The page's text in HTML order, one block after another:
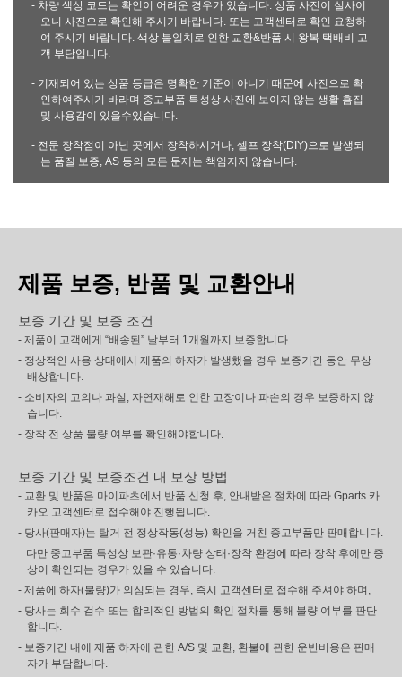
- 차량 색상 코드는 확인이 어려운 경우가 있습니다. 상품 사진이 실사이
오니 사진으로 확인해 주시기 바랍니다. 또는 고객센터로 확인 요청하
여 주시기 바랍니다. 색상 불일치로 인한 교환&반품 시 왕복 택배비 고
객 부담입니다.
- 기재되어 있는 상품 등급은 명확한 기준이 아니기 때문에 사진으로 확
인하여주시기 바라며 중고부품 특성상 사진에 보이지 않는 생활 흠집
및 사용감이 있을수있습니다.
- 전문 장착점이 아닌 곳에서 장착하시거나, 셀프 장착(DIY)으로 발생되
는 품질 보증, AS 등의 모든 문제는 책임지지 않습니다.
제품 보증, 반품 및 교환안내
보증 기간 및 보증 조건
- 제품이 고객에게 “배송된” 날부터 1개월까지 보증합니다.
- 정상적인 사용 상태에서 제품의 하자가 발생했을 경우 보증기간 동안 무상
배상합니다.
- 소비자의 고의나 과실, 자연재해로 인한 고장이나 파손의 경우 보증하지 않
습니다.
- 장착 전 상품 불량 여부를 확인해야합니다.
보증 기간 및 보증조건 내 보상 방법
- 교환 및 반품은 마이파츠에서 반품 신청 후, 안내받은 절차에 따라 Gparts 카
카오 고객센터로 접수해야 진행됩니다.
- 당사(판매자)는 탈거 전 정상작동(성능) 확인을 거친 중고부품만 판매합니다.
다만 중고부품 특성상 보관·유통·차량 상태·장착 환경에 따라 장착 후에만 증
상이 확인되는 경우가 있을 수 있습니다.
- 제품에 하자(불량)가 의심되는 경우, 즉시 고객센터로 접수해 주셔야 하며,
- 당사는 회수 검수 또는 합리적인 방법의 확인 절차를 통해 불량 여부를 판단
합니다.
- 보증기간 내에 제품 하자에 관한 A/S 및 교환, 환불에 관한 운반비용은 판매
자가 부담합니다.